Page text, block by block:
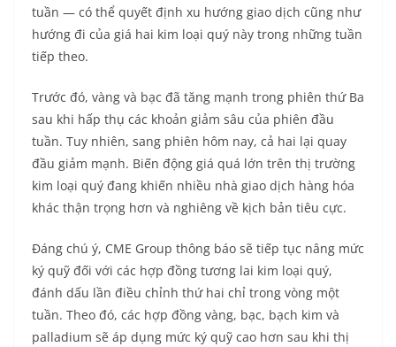
tuần — có thể quyết định xu hướng giao dịch cũng như
hướng đi của giá hai kim loại quý này trong những tuần
tiếp theo.
Trước đó, vàng và bạc đã tăng mạnh trong phiên thứ Ba
sau khi hấp thụ các khoản giảm sâu của phiên đầu
tuần. Tuy nhiên, sang phiên hôm nay, cả hai lại quay
đầu giảm mạnh. Biến động giá quá lớn trên thị trường
kim loại quý đang khiến nhiều nhà giao dịch hàng hóa
khác thận trọng hơn và nghiêng về kịch bản tiêu cực.
Đáng chú ý, CME Group thông báo sẽ tiếp tục nâng mức
ký quỹ đối với các hợp đồng tương lai kim loại quý,
đánh dấu lần điều chỉnh thứ hai chỉ trong vòng một
tuần. Theo đó, các hợp đồng vàng, bạc, bạch kim và
palladium sẽ áp dụng mức ký quỹ cao hơn sau khi thị